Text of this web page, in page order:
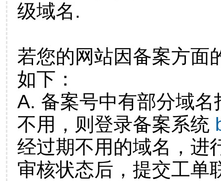
级域名.
若您的网站因备案方面
如下：
A. 备案号中有部分域
不用，则登录备案系统
经过期不用的域名，进
审核状态后，提交工单